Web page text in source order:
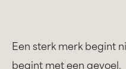
Een sterk merk begint
begint met een gevoel.